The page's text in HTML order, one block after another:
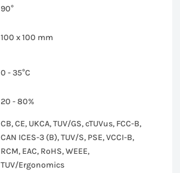
90°
100 x 100 mm
0 - 35°C
20 - 80%
CB, CE, UKCA, TUV/GS, cTUVus, FCC-B,
CAN ICES-3 (B), TUV/S, PSE, VCCI-B,
RCM, EAC, RoHS, WEEE,
TUV/Ergonomics